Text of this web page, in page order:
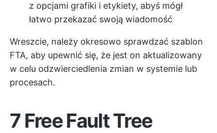
z opcjami grafiki i etykiety, abyś mógł
łatwo przekazać swoją wiadomość
Wreszcie, należy okresowo sprawdzać szablon
FTA, aby upewnić się, że jest on aktualizowany
w celu odzwierciedlenia zmian w systemie lub
procesach.
7 Free Fault Tree